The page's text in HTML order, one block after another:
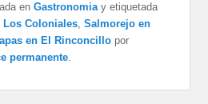
enGastronomiay etiquetada
Los Coloniales,Salmorejo en
en El Rinconcillo por
permanente.